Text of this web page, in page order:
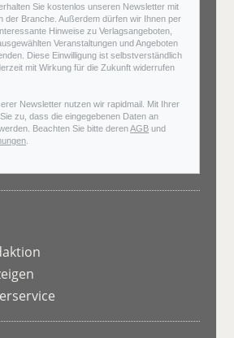
Sie kostenlos unseren Newsletter mit
der Branche. Außerdem dürfen wir Ihnen per
Hinweise zu Verlagsangeboten,
Veranstaltungen und Angeboten
Diese Einwilligung ist selbstverständlich
mit Wirkung für die Zukunft widerrufen
Newsletter nutzen wir rapidmail. Mit Ihrer
zu, dass die eingegebenen Daten an
Beachten Sie bitte derenAGB und